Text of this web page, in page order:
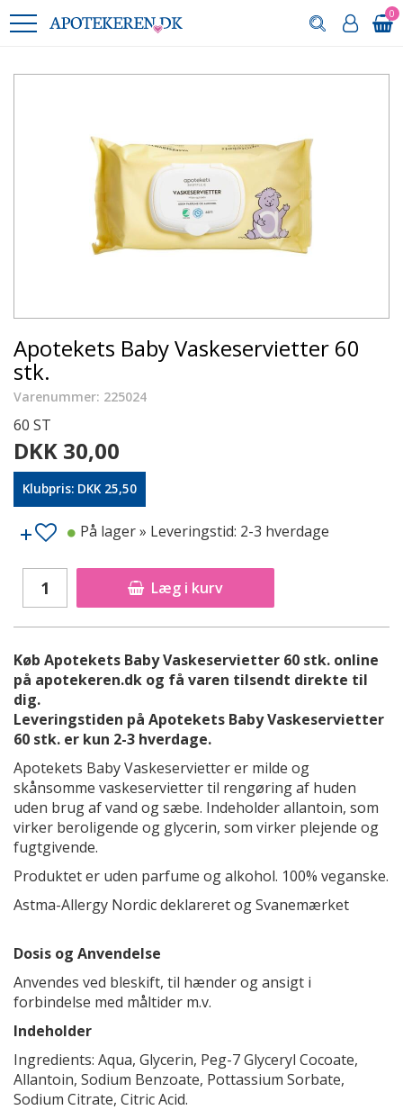
0
Apotekets Baby Vaskeservietter 60
stk.
Varenummer: 225024
60 ST
DKK 30,00
Klubpris: DKK 25,50
Læg i kurv
På lager» Leveringstid: 2-3 hverdage
Køb Apotekets Baby Vaskeservietter 60 stk. online
på apotekeren.dk og få varen tilsendt direkte til
dig.
Leveringstiden på Apotekets Baby Vaskeservietter
60 stk. er kun 2-3 hverdage.
Apotekets Baby Vaskeservietter er milde og
skånsomme vaskeservietter til rengøring af huden
uden brug af vand og sæbe. Indeholder allantoin, som
virker beroligende og glycerin, som virker plejende og
fugtgivende.
Produktet er uden parfume og alkohol. 100% veganske.
Astma-Allergy Nordic deklareret og Svanemærket
Dosis og Anvendelse
Anvendes ved bleskift, til hænder og ansigt i
forbindelse med måltider m.v.
Indeholder
Ingredients: Aqua, Glycerin, Peg-7 Glyceryl Cocoate,
Allantoin, Sodium Benzoate, Pottassium Sorbate,
Sodium Citrate, Citric Acid.